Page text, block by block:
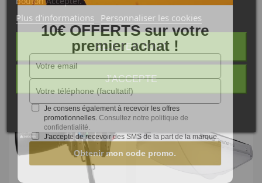
NOS PRODUITS
COMPLÉMENTAIRES
NOUVEAU NOUVEAU
Plus d'informations Personnaliser les cookies
REJETER TOUT
J'ACCEPTE
10€ OFFERTS sur votre
premier achat !
Je consens également à recevoir les offres
promotionnelles. Consultez notre politique de
confidentialité.
J'accepte de recevoir des SMS de la part de la marque.
Obtenir mon code promo.